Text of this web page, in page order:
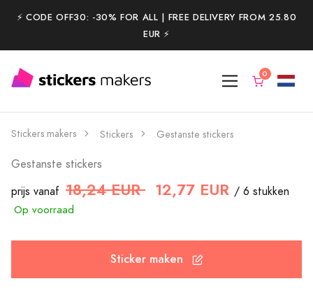
⚡️ CODE OFF30: -30% FOR ALL | FREE DELIVERY FROM 25.80
EUR ⚡️
Stickers makers Stickers Gestanste stickers
Gestanste stickers
prijs vanaf 18,24 EUR 12,77 EUR / 6 stukken
Op voorraad
Sticker maken